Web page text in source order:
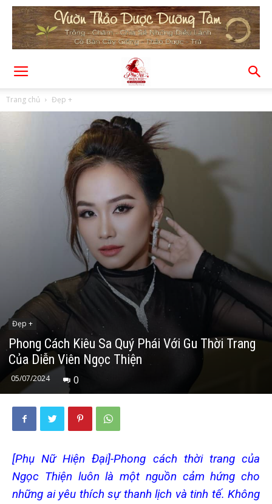
Trang chủ Đẹp +
Đẹp +
Phong Cách Kiêu Sa Quý Phái Với Gu Thời Trang
Của Diễn Viên Ngọc Thiện
05/07/2024 0
[Phụ Nữ Hiện Đại]-Phong cách thời trang của
Ngọc Thiện luôn là một nguồn cảm hứng cho
những ai yêu thích sự thanh lịch và tinh tế. Không